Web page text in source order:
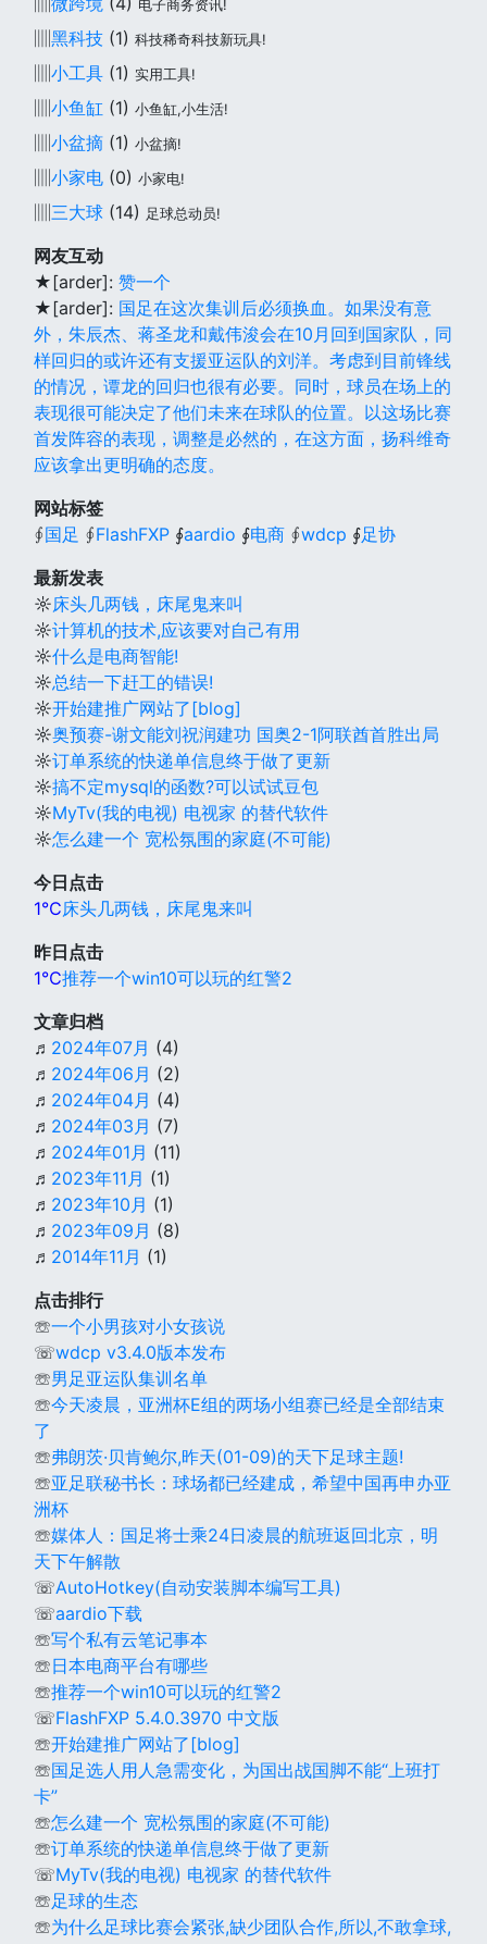
电子商务资讯!
黑科技 (1) 科技稀奇科技新玩具!
小工具 (1) 实用工具!
小鱼缸 (1) 小鱼缸,小生活!
小盆摘 (1) 小盆摘!
小家电 (0) 小家电!
三大球 (14) 足球总动员!
网友互动
★[arder]: 赞一个
★[arder]: 国足在这次集训后必须换血。如果没有意
外，朱辰杰、蒋圣龙和戴伟浚会在10月回到国家队，同
样回归的或许还有支援亚运队的刘洋。考虑到目前锋线
的情况，谭龙的回归也很有必要。同时，球员在场上的
表现很可能决定了他们未来在球队的位置。以这场比赛
首发阵容的表现，调整是必然的，在这方面，扬科维奇
应该拿出更明确的态度。
网站标签
∮国足 ∮FlashFXP ∮aardio ∮电商 ∮wdcp ∮足协
最新发表
☼床头几两钱，床尾鬼来叫
☼计算机的技术,应该要对自己有用
☼什么是电商智能!
☼总结一下赶工的错误!
☼开始建推广网站了[blog]
☼奥预赛-谢文能刘祝润建功 国奥2-1阿联酋首胜出局
☼订单系统的快递单信息终于做了更新
☼搞不定mysql的函数?可以试试豆包
☼MyTv(我的电视) 电视家 的替代软件
☼怎么建一个 宽松氛围的家庭(不可能)
今日点击
1℃床头几两钱，床尾鬼来叫
昨日点击
1℃推荐一个win10可以玩的红警2
文章归档
♬ 2024年07月 (4)
♬ 2024年06月 (2)
♬ 2024年04月 (4)
♬ 2024年03月 (7)
♬ 2024年01月 (11)
♬ 2023年11月 (1)
♬ 2023年10月 (1)
♬ 2023年09月 (8)
♬ 2014年11月 (1)
点击排行
☏一个小男孩对小女孩说
☏wdcp v3.4.0版本发布
☏男足亚运队集训名单
☏今天凌晨，亚洲杯E组的两场小组赛已经是全部结束
了
☏弗朗茨·贝肯鲍尔,昨天(01-09)的天下足球主题!
☏亚足联秘书长：球场都已经建成，希望中国再申办亚
洲杯
☏媒体人：国足将士乘24日凌晨的航班返回北京，明
天下午解散
☏AutoHotkey(自动安装脚本编写工具)
☏aardio下载
☏写个私有云笔记事本
☏日本电商平台有哪些
☏推荐一个win10可以玩的红警2
☏FlashFXP 5.4.0.3970 中文版
☏开始建推广网站了[blog]
☏国足选人用人急需变化，为国出战国脚不能“上班打
卡”
☏怎么建一个 宽松氛围的家庭(不可能)
☏订单系统的快递单信息终于做了更新
☏MyTv(我的电视) 电视家 的替代软件
☏足球的生态
☏为什么足球比赛会紧张,缺少团队合作,所以,不敢拿球,